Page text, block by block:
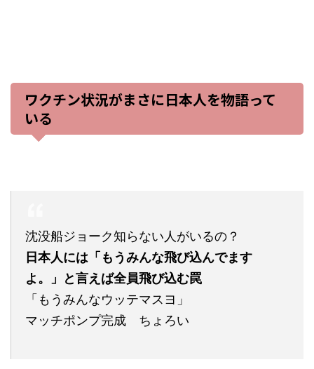
ワクチン状況がまさに日本人を物語って
いる
沈没船ジョーク知らない人がいるの？
日本人には「もうみんな飛び込んでます
よ。」と言えば全員飛び込む罠
「もうみんなウッテマスヨ」
マッチポンプ完成 ちょろい